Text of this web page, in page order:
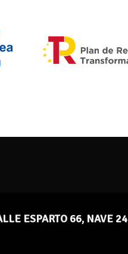
ESPARTO 66, NAVE 24